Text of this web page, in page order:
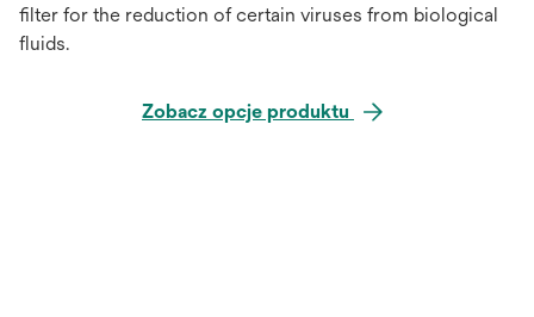
filter for the reduction of certain viruses from biological
fluids.
Zobacz opcje produktu